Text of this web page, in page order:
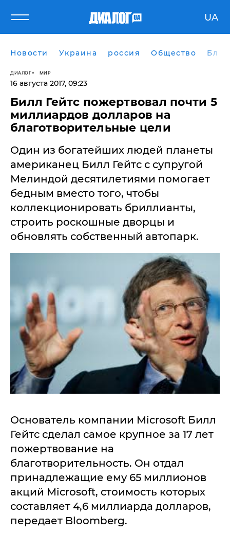
UA
Новости Украина россия Общество
ДИАЛОГ МИР
16 августа 2017, 09:23
Билл Гейтс пожертвовал почти 5
миллиардов долларов на
благотворительные цели
Один из богатейших людей планеты
американец Билл Гейтс с супругой
Мелиндой десятилетиями помогает
бедным вместо того, чтобы
коллекционировать бриллианты,
строить роскошные дворцы и
обновлять собственный автопарк.
Основатель компании Microsoft Билл
Гейтс сделал самое крупное за 17 лет
пожертвование на
благотворительность. Он отдал
принадлежащие ему 65 миллионов
акций Microsoft, стоимость которых
составляет 4,6 миллиарда долларов,
передает Bloomberg.